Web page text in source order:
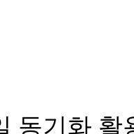
동기화